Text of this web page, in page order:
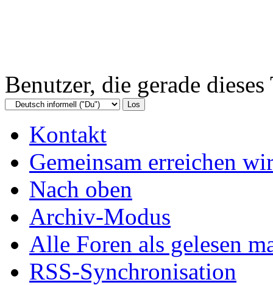
Benutzer, die gerade
Kontakt
Gemeinsam erreichen
Nach oben
Archiv-Modus
Alle Foren als gelesen
RSS-Synchronisation